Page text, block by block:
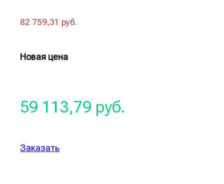
82 759,31 руб.
Новая цена
59 113,79 руб.
Заказать